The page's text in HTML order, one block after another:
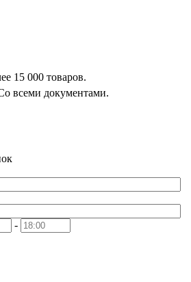
15 000 товаров.
всеми документами.
-